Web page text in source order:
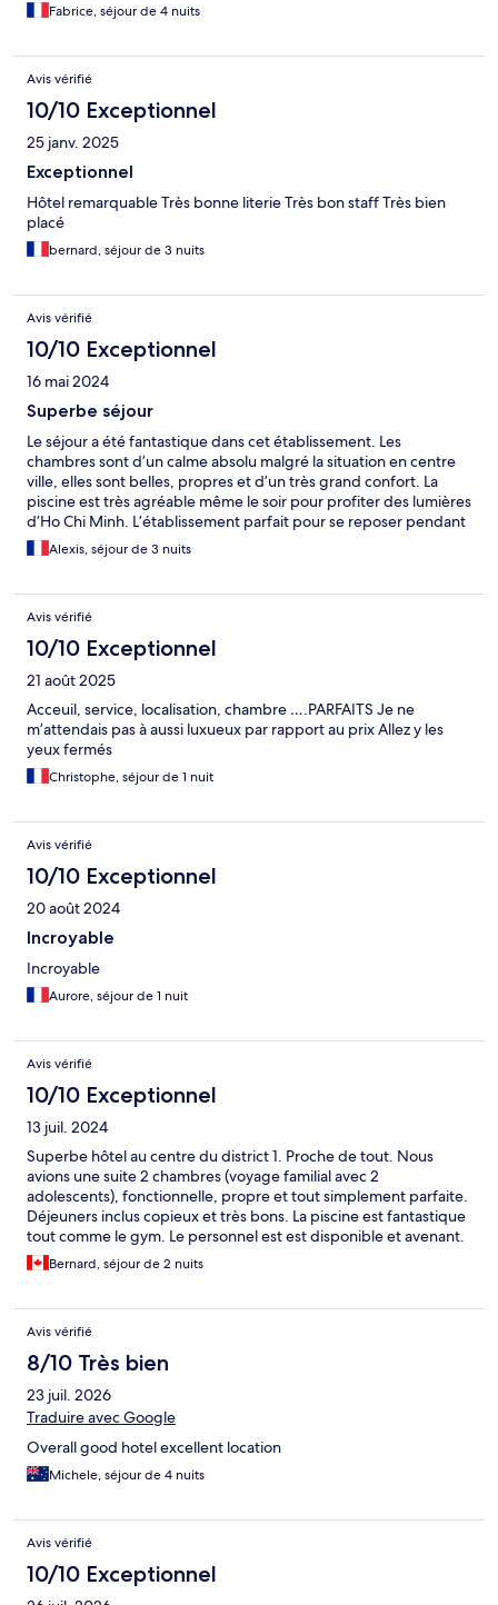
Fabrice, séjour de 4 nuits
Avis vérifié
10/10 Exceptionnel
25 janv. 2025
Exceptionnel
Hôtel remarquable Très bonne literie Très bon staff Très bien
placé
bernard, séjour de 3 nuits
Avis vérifié
10/10 Exceptionnel
16 mai 2024
Superbe séjour
Le séjour a été fantastique dans cet établissement. Les
chambres sont d’un calme absolu malgré la situation en centre
ville, elles sont belles, propres et d’un très grand confort. La
piscine est très agréable même le soir pour profiter des lumières
d’Ho Chi Minh. L’établissement parfait pour se reposer pendant
un séjour dans cette ville.
Alexis, séjour de 3 nuits
Avis vérifié
10/10 Exceptionnel
21 août 2025
Acceuil, service, localisation, chambre ….PARFAITS Je ne
m’attendais pas à aussi luxueux par rapport au prix Allez y les
yeux fermés
Christophe, séjour de 1 nuit
Avis vérifié
10/10 Exceptionnel
20 août 2024
Incroyable
Incroyable
Aurore, séjour de 1 nuit
Avis vérifié
10/10 Exceptionnel
13 juil. 2024
Superbe hôtel au centre du district 1. Proche de tout. Nous
avions une suite 2 chambres (voyage familial avec 2
adolescents), fonctionnelle, propre et tout simplement parfaite.
Déjeuners inclus copieux et très bons. La piscine est fantastique
tout comme le gym. Le personnel est est disponible et avenant.
Seul bémol: les ascenseurs. Il n’y en a que deux et pas très
rapides et souvent bondés.
Bernard, séjour de 2 nuits
Avis vérifié
8/10 Très bien
23 juil. 2026
Traduire avec Google
Overall good hotel excellent location
Michele, séjour de 4 nuits
Avis vérifié
10/10 Exceptionnel